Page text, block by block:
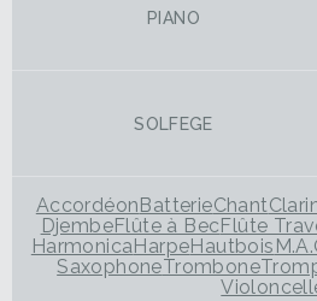
PIANO
SOLFEGE
Accordéon BatterieChant
DjembeFlûte à Bec Flûte
HarmonicaHarpeHautbois
SaxophoneTrombone